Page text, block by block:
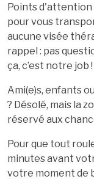
Points d'attention
pour vous
aucune visée
rappel : pas
ça, c’est notre job !
Ami(e)s, enfants
? Désolé, mais la
réservé aux
Pour que tout
minutes avant
votre moment de